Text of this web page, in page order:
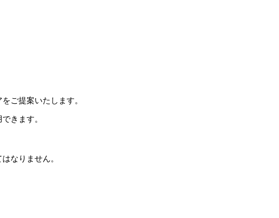
ご提案いたします。
きます。
なりません。